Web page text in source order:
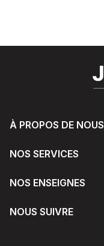
À PROPOS DE NOUS
NOS SERVICES
NOS ENSEIGNES
NOUS SUIVRE